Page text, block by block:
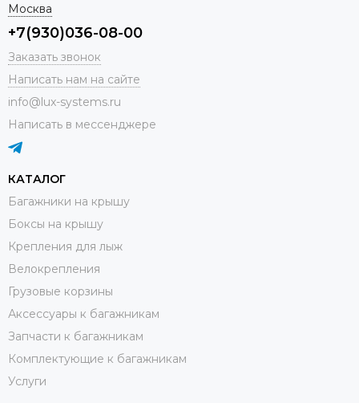
Москва
+7(930)036-08-00
Заказать звонок
Написать нам на сайте
info@lux-systems.ru
Написать в мессенджере
КАТАЛОГ
Багажники на крышу
Боксы на крышу
Крепления для лыж
Велокрепления
Грузовые корзины
Аксессуары к багажникам
Запчасти к багажникам
Комплектующие к багажникам
Услуги